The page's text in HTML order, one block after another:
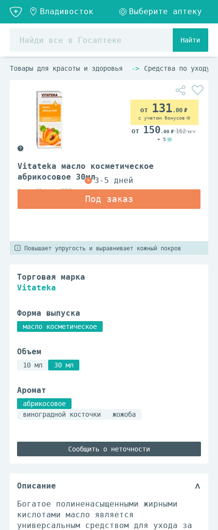
Найти
Товары для красоты и здоровья Средства по уходу
Vitateka масло косметическое
абрикосовое 30мл
АромаМарка ООО
131.00
с учетом бонусов
150 .00 162.00
+ 5
Повышает упругость и выравнивает кожный покров
Торговая марка
Vitateka
Форма выпуска
масло косметическое
Объем
10 мл 30 мл
Аромат
абрикосовое
виноградной косточки
жожоба
Сообщить о неточности
Описание
Богатое полиненасыщенными жирными
кислотами масло является
универсальным средством для ухода за